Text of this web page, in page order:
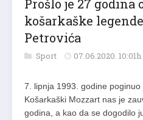
Prošlo je 27 godina
košarkaške
Petrovića
Sport 07.06.2020. 10:01h
7. lipnja 1993. godine poginuo
Košarkaški Mozzart nas je
godina, a kao da se dogodilo